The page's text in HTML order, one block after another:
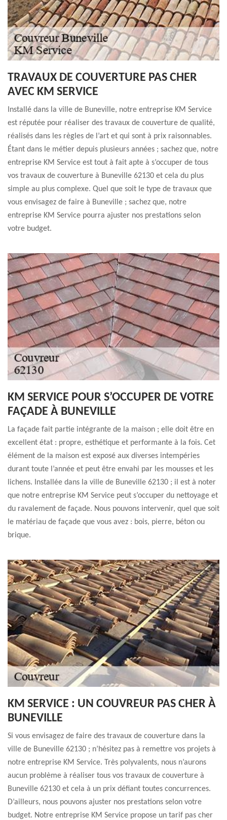
TRAVAUX DE COUVERTURE PAS CHER
AVEC KM SERVICE
Installé dans la ville de Buneville, notre entreprise KM Service
est réputée pour réaliser des travaux de couverture de qualité,
réalisés dans les règles de l’art et qui sont à prix raisonnables.
Étant dans le métier depuis plusieurs années ; sachez que, notre
entreprise KM Service est tout à fait apte à s’occuper de tous
vos travaux de couverture à Buneville 62130 et cela du plus
simple au plus complexe. Quel que soit le type de travaux que
vous envisagez de faire à Buneville ; sachez que, notre
entreprise KM Service pourra ajuster nos prestations selon
votre budget.
KM SERVICE POUR S’OCCUPER DE VOTRE
FAÇADE À BUNEVILLE
La façade fait partie intégrante de la maison ; elle doit être en
excellent état : propre, esthétique et performante à la fois. Cet
élément de la maison est exposé aux diverses intempéries
durant toute l’année et peut être envahi par les mousses et les
lichens. Installée dans la ville de Buneville 62130 ; il est à noter
que notre entreprise KM Service peut s’occuper du nettoyage et
du ravalement de façade. Nous pouvons intervenir, quel que soit
le matériau de façade que vous avez : bois, pierre, béton ou
brique.
KM SERVICE : UN COUVREUR PAS CHER À
BUNEVILLE
Si vous envisagez de faire des travaux de couverture dans la
ville de Buneville 62130 ; n’hésitez pas à remettre vos projets à
notre entreprise KM Service. Très polyvalents, nous n’aurons
aucun problème à réaliser tous vos travaux de couverture à
Buneville 62130 et cela à un prix défiant toutes concurrences.
D’ailleurs, nous pouvons ajuster nos prestations selon votre
budget. Notre entreprise KM Service propose un tarif pas cher